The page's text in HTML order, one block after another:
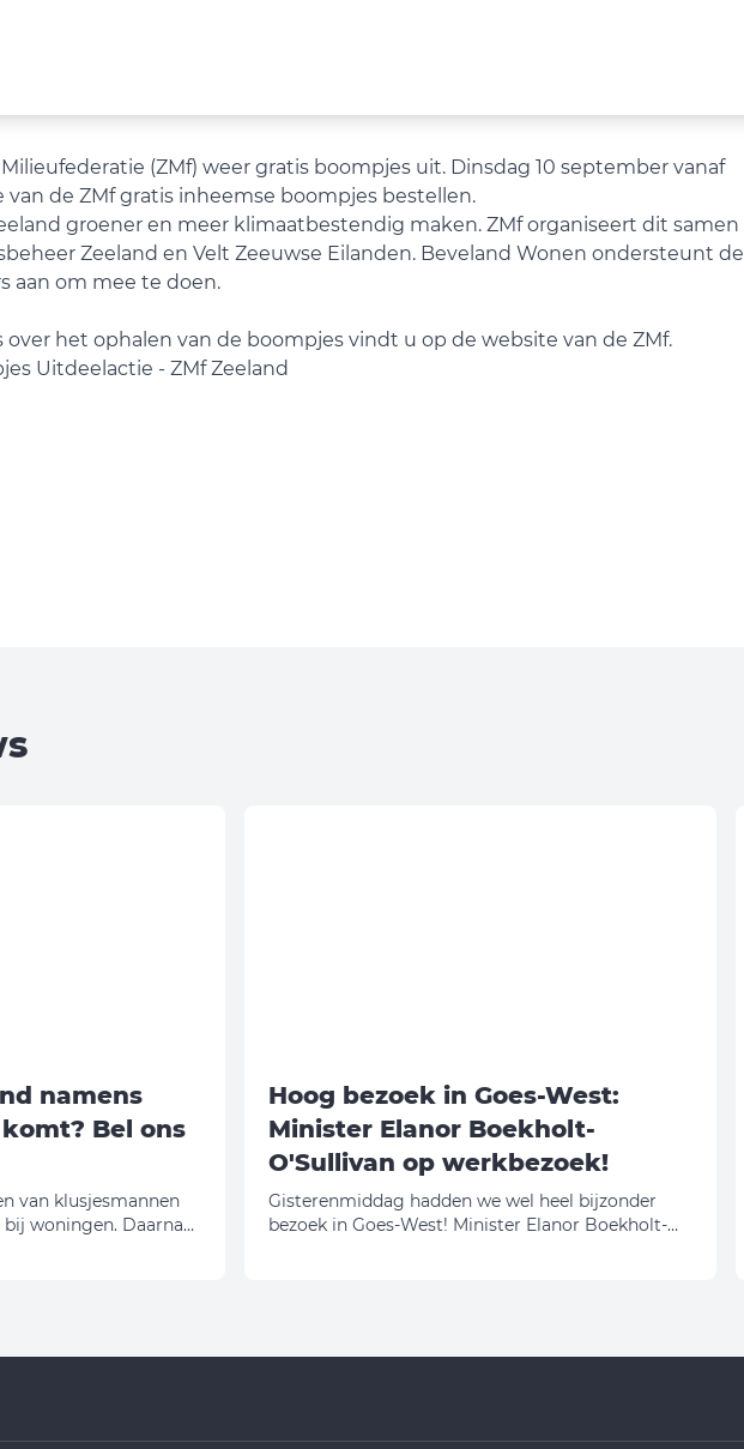
(ZMf) weer gratis boompjes uit. Dinsdag 10 september vanaf
de ZMf gratis inheemse boompjes bestellen.
groener en meer klimaatbestendig maken. ZMf organiseert dit samen
Zeeland en Velt Zeeuwse Eilanden. Beveland Wonen ondersteunt de
aan om mee te doen.
het ophalen van de boompjes vindt u op de website van de ZMf.
Uitdeelactie - ZMf Zeeland
namens
Bel ons
van klusjesmannen
woningen. Daarna
Hoog bezoek in Goes-West:
Minister Elanor Boekholt-
O'Sullivan op werkbezoek!
Gisterenmiddag hadden we wel heel bijzonder
bezoek in Goes-West! Minister Elanor Boekholt-